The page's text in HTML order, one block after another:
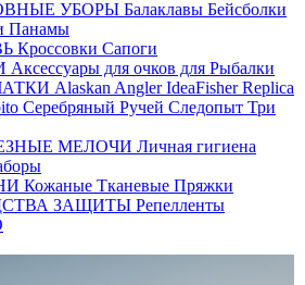
УБОРЫ Балаклавы Бейсболки
Панамы
Кроссовки Сапоги
Аксессуары для очков для Рыбалки
Alaskan AnglerIdeaFisherReplica
Серебряный Ручей Следопыт Три
МЕЛОЧИ Личная гигиена
Кожаные Тканевые Пряжки
ЗАЩИТЫ Репелленты